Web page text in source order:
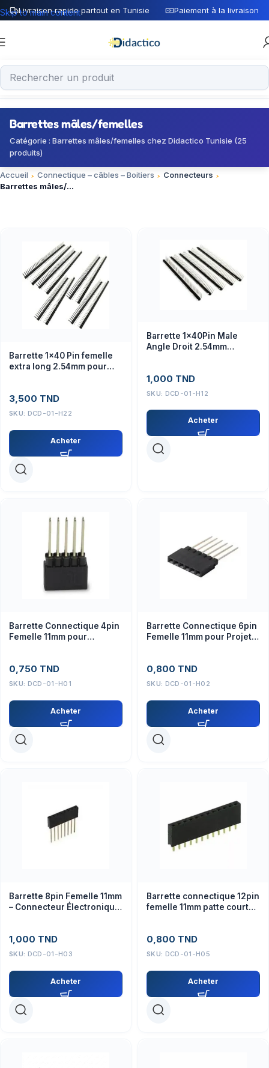
Livraison rapide partout en Tunisie Paiement à la livraison
Skip to main content
Barrettes mâles/femelles
Catégorie : Barrettes mâles/femelles chez Didactico Tunisie (25
produits)
Accueil Connectique – câbles – Boitiers
Connecteurs
Barrettes mâles/femelles
Barrette 1×40 Pin femelle
extra long 2.54mm pour
3,500 TND
SKU: DCD-01-H22
Acheter
Barrette 1x40Pin Male
Angle Droit 2.54mm
1,000 TND
SKU: DCD-01-H12
Acheter
Barrette Connectique 4pin
Femelle 11mm pour
0,750 TND
SKU: DCD-01-H01
Acheter
Barrette Connectique 6pin
Femelle 11mm pour Projets
0,800 TND
SKU: DCD-01-H02
Acheter
Barrette 8pin Femelle 11mm
– Connecteur Électronique
1,000 TND
SKU: DCD-01-H03
Acheter
Barrette connectique 12pin
femelle 11mm patte courte
0,800 TND
SKU: DCD-01-H05
Acheter